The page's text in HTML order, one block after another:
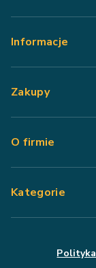
Informacje
Zakupy
O firmie
Kategorie